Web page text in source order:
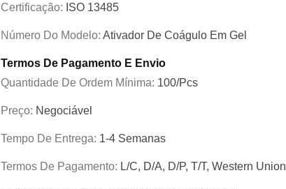
Certificação: ISO 13485
Número Do Modelo: Ativador De Coágulo Em Gel
Termos De Pagamento E Envio
Quantidade De Ordem Mínima: 100/pcs
Preço: Negociável
Tempo De Entrega: 1-4 Semanas
Termos De Pagamento: L/C, D/A, D/P, T/T, Western Union